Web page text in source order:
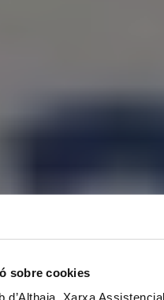
sobre cookies
d’Althaia, Xarxa